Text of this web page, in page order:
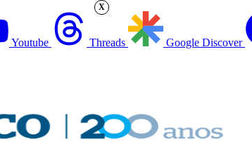
Youtube Threads Google Discover
X